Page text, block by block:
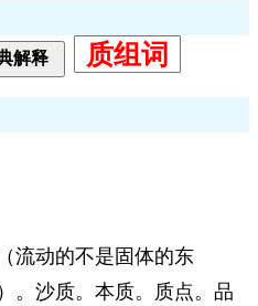
解释 质组词
流动的不是固体的东
。沙质。本质。质点。品